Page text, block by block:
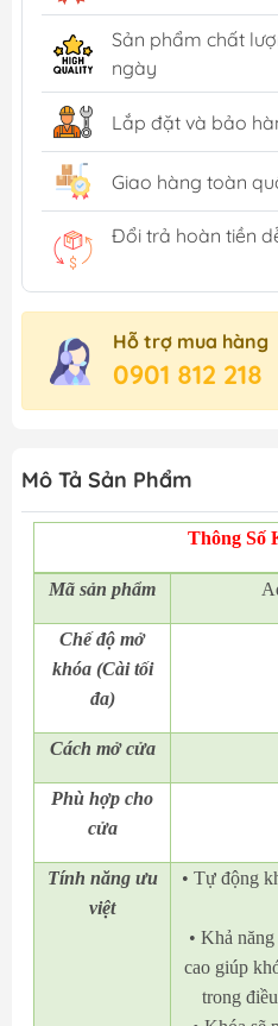
Sản phẩm chất
ngày
Lắp đặt và bảo
Giao hàng toàn
Đổi trả hoàn tiền
Hỗ trợ mua hàng
0901 812 218
Mô Tả Sản Phẩm
Thông Số
Mã sản phẩm
Chế độ mở
khóa (Cài tối
đa)
Cách mở cửa
Phù hợp cho
cửa
Tính năng ưu
việt
• Tự động
• Khả
cao giúp
trong